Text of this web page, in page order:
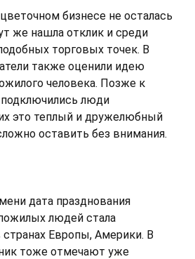
бизнесе не осталась
же нашла отклик и среди
торговых точек. В
также оценили идею
человека. Позже к
люди
это теплый и дружелюбный
оставить без внимания.
дата празднования
людей стала
Европы, Америки. В
тоже отмечают уже